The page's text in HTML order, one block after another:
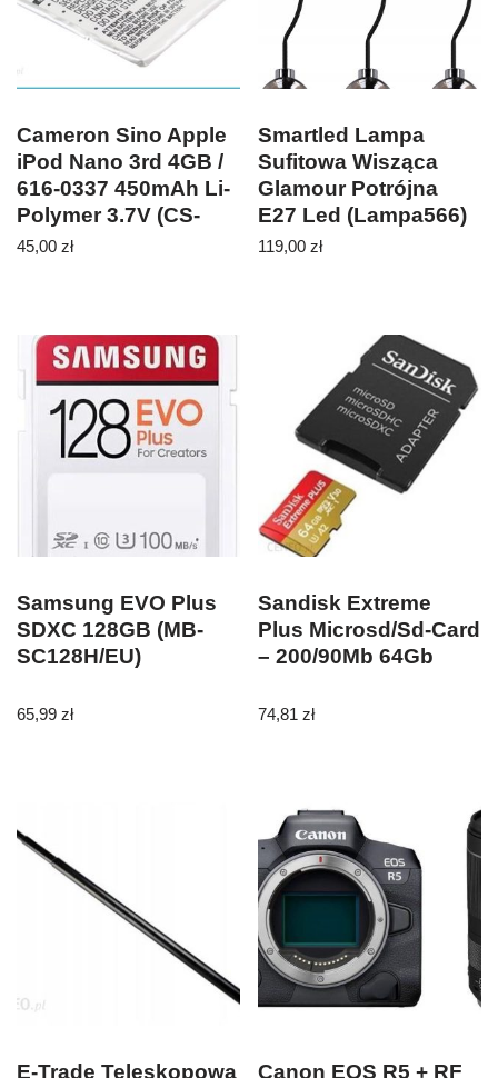
Cameron Sino Apple
iPod Nano 3rd 4GB /
616-0337 450mAh Li-
Polymer 3.7V (CS-
IPNA3SL)
45,00 zł
Smartled Lampa
Sufitowa Wisząca
Glamour Potrójna
E27 Led (Lampa566)
119,00zł
Samsung EVO Plus
SDXC 128GB (MB-
SC128H/EU)
65,99 zł
Sandisk Extreme
Plus Microsd/Sd-Card
– 200/90Mb 64Gb
74,81zł
E-Trade Teleskopowa Canon EOS R5 + RF